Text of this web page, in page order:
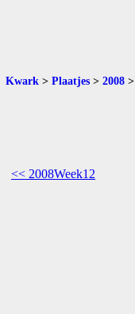
Kwark > Plaatjes > 2008 >
<< 2008Week12